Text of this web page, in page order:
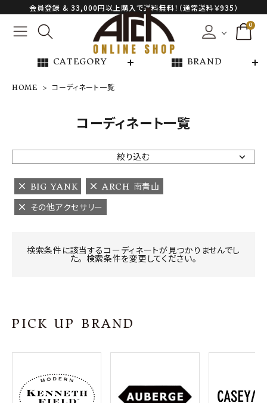
会員登録 & 33,000円以上購入で送料無料！（通常送料￥935）
0
view_module CATEGORY view_module BRAND
NEW ARRIVAL
ARCH EXCLUSIVE
BRAND
CATEGORY
プライバシーポリシー
特定商取引法について
お問い合わせ
HOME コーディネート一覧
コーディネート一覧
絞り込む
BIG YANK
ARCH 南青山
その他アクセサリー
検索条件に該当するコーディネートが見つかりませんでし
た。 検索条件を変更してください。
PICK UP BRAND